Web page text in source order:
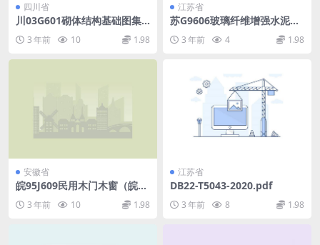
四川省
川03G601砌体结构基础图集
3 年前 10 1.98
江苏省
苏G9606玻璃纤维增强水泥
（GRC）轻质空心隔墙板构造
图集.pdf
3 年前 4 1.98
安徽省
皖95J609民用木门木窗（皖95
3 年前 10 1.98
江苏省
DB22-T5043-2020.pdf
3 年前 8 1.98